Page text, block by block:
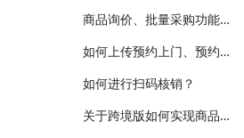
商品询价、批量采购功能介绍（跨境、供应商、企业批发版本）
如何上传预约上门、预约到店商品？
如何进行扫码核销？
关于跨境版如何实现商品详情多语言翻译维护？